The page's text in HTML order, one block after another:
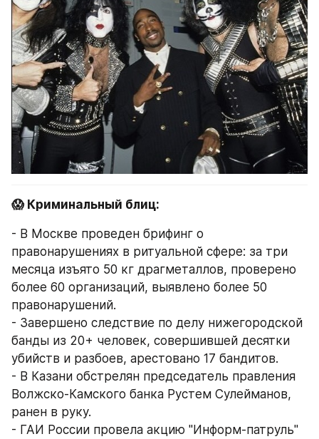
😱 Криминальный блиц:
- В Москве проведен брифинг о
правонарушениях в ритуальной сфере: за три
месяца изъято 50 кг драгметаллов, проверено
более 60 организаций, выявлено более 50
правонарушений.
- Завершено следствие по делу нижегородской
банды из 20+ человек, совершившей десятки
убийств и разбоев, арестовано 17 бандитов.
- В Казани обстрелян председатель правления
Волжско-Камского банка Рустем Сулейманов,
ранен в руку.
- ГАИ России провела акцию "Информ-патруль"